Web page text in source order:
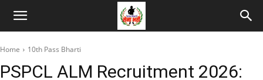
Home 10th Pass Bharti
PSPCL ALM Recruitment 2026: